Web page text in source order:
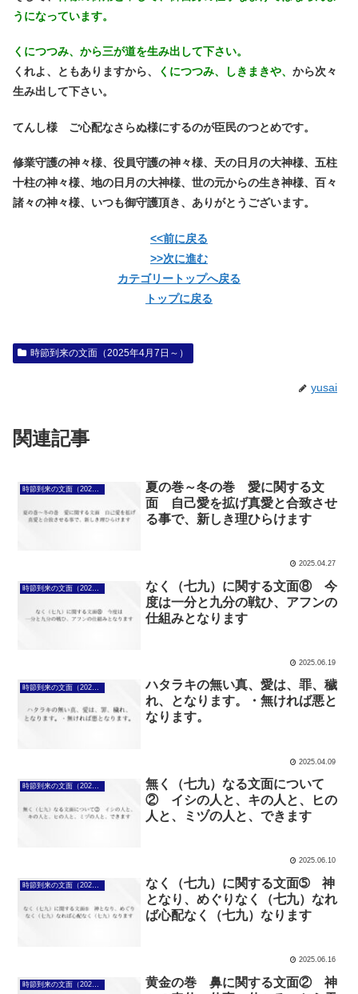
うになっています。
くにつつみ、から三が道を生み出して下さい。
くれよ、ともありますから、
くにつつみ、しきまきや、 から次々
生み出して下さい。
てんし様 ご心配なさらぬ様にするのが臣民のつとめです。
修業守護の神々様、役員守護の神々様、天の日月の大神様、五柱
十柱の神々様、地の日月の大神様、世の元からの生き神様、百々
諸々の神々様、いつも御守護頂き、ありがとうございます。
<<前に戻る
>>次に進む
カテゴリートップへ戻る
トップに戻る
時節到来の文面（2025年4月7日～）
yusai
関連記事
時節到来の文面（2025年4月7日～）
夏の巻～冬の巻 愛に関する文
面 自己愛を拡げ真愛と合致させ
る事で、新しき理ひらけます
2025.04.27
なく（七九）に関する文面⑧ 今
度は一分と九分の戦ひ、アフンの
仕組みとなります
2025.06.19
ハタラキの無い真、愛は、罪、穢
れ、となります。・無ければ悪と
なります。
2025.04.09
時節到来の文面（2025年4月7日～）
無く（七九）なる文面について
② イシの人と、キの人と、ヒの
人と、ミヅの人と、できます
2025.06.10
なく（七九）に関する文面➄ 神
となり、めぐりなく（七九）なれ
ば心配なく（七九）なります
2025.06.16
黄金の巻 鼻に関する文面② 神